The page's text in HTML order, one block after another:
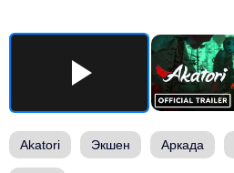
Akatori Экшен Аркада